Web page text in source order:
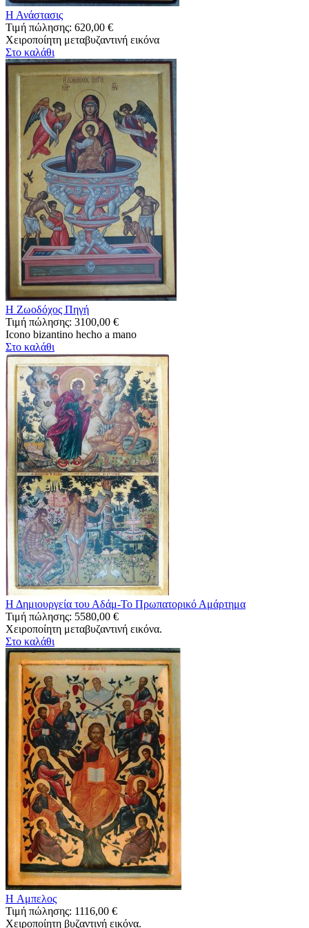
Η Ανάστασις
Τιμή πώλησης: 620,00 €
Χειροποίητη μεταβυζαντινή εικόνα
Στο καλάθι
Η Ζωοδόχος Πηγή
Τιμή πώλησης: 3100,00 €
Icono bizantino hecho a mano
Στο καλάθι
Η Δημιουργεία του Αδάμ-Το Πρωπατορικό Αμάρτημα
Τιμή πώλησης: 5580,00 €
Χειροποίητη μεταβυζαντινή εικόνα.
Στο καλάθι
H Αμπελος
Τιμή πώλησης: 1116,00 €
Χειροποίητη βυζαντινή εικόνα.